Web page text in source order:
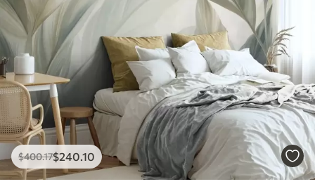
$400.17$240 .10